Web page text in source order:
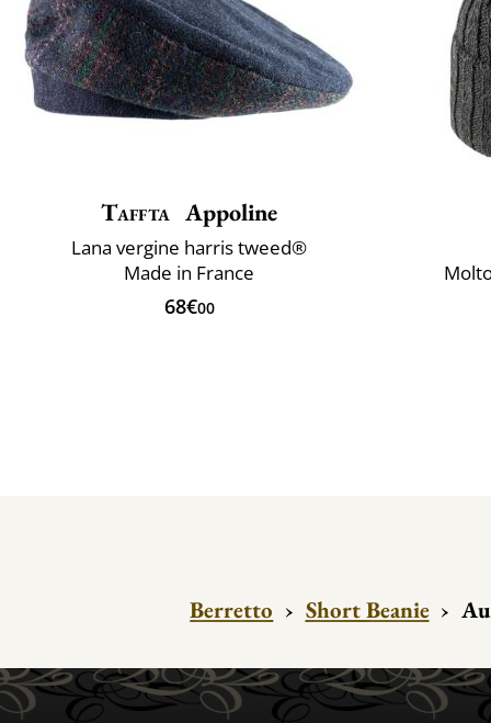
Taffta Appoline
Lana vergine harris tweed®
Made in France
68€00
Berretto › Short Beanie ›